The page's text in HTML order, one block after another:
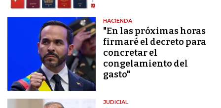
HACIENDA
"En las próximas horas
firmaré el decreto para
concretar el
congelamiento del
gasto"
JUDICIAL